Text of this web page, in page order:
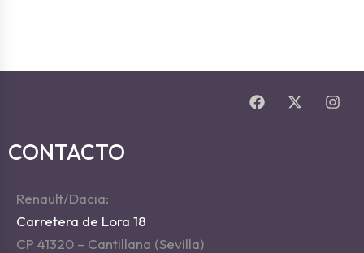
CONTACTO
Renault/Dacia:
Carretera de Lora 18
CP 41320 – Cantillana (Sevilla)